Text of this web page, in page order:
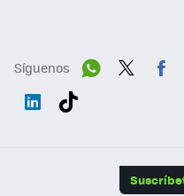
Síguenos